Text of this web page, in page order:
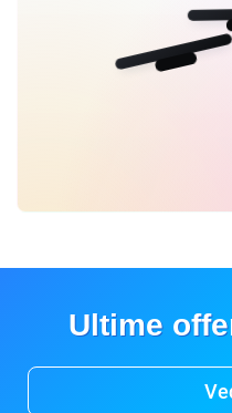
Ultime